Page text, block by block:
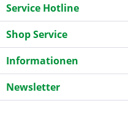
Service Hotline
Shop Service
Informationen
Newsletter